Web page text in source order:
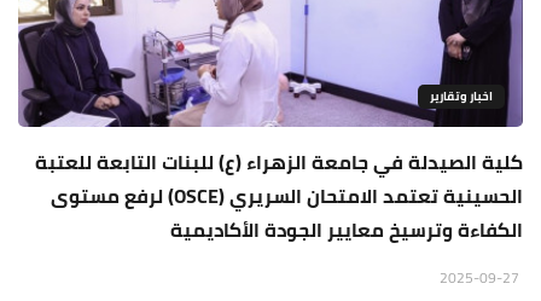
اخبار وتقارير
كلية الصيدلة في جامعة الزهراء (ع) للبنات التابعة للعتبة
الحسينية تعتمد الامتحان السريري (OSCE) لرفع مستوى
الكفاءة وترسيخ معايير الجودة الأكاديمية